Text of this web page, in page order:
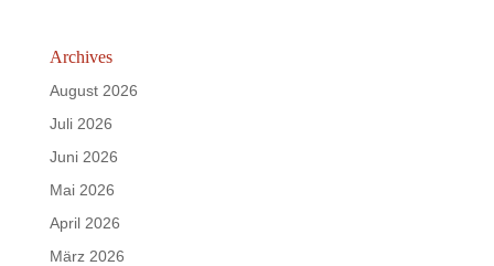
Archives
August 2026
Juli 2026
Juni 2026
Mai 2026
April 2026
März 2026